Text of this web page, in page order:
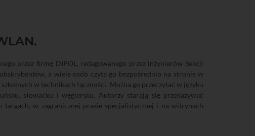
przez firmę DIPOL, redagowanego przez inżynierów Sekcji
a wiele osób czyta go bezpośrednio na stronie w
w technikach łączności. Można go przeczytać w języku
słowacku i węgiersku. Autorzy starają się przekazywać
w zagranicznej prasie specjalistycznej i na witrynach